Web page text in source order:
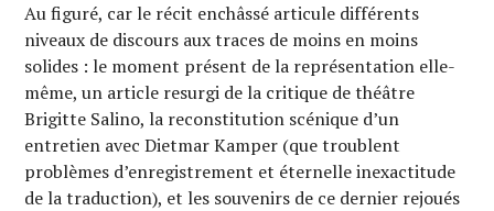
Au figuré, car le récit enchâssé articule différents
niveaux de discours aux traces de moins en moins
solides : le moment présent de la représentation elle-
même, un article resurgi de la critique de théâtre
Brigitte Salino, la reconstitution scénique d’un
entretien avec Dietmar Kamper (que troublent
problèmes d’enregistrement et éternelle inexactitude
de la traduction), et les souvenirs de ce dernier rejoués